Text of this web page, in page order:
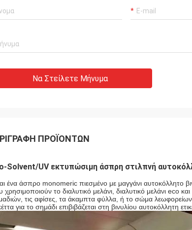
Να Στείλετε Μήνυμα
ΠΡΟΪΌΝΤΩΝ
Solvent/UV εκτυπώσιμη άσπρη στιλπνή
ένα άσπρο monomeric πιεσμένο με μαγγάνι αυτοκόλλητο
χρησιμοποιούν το διαλυτικό μελάνι, διαλυτικό μελάνι eco
τις αφίσες, τα άκαμπτα φύλλα, ή το σώμα
για το σημάδι επιβιβάζεται στη βινυλίου αυτοκόλλητη